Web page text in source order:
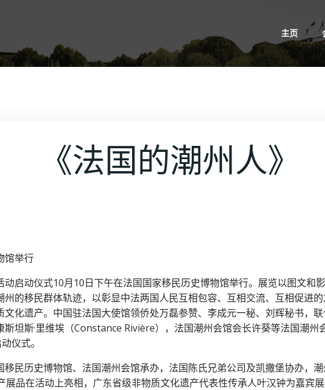
主页
《法国的潮州人》
馆举行
动启动仪式10月10日下午在法国国家移民历史博物馆举行。展览以图文和
的移民群体轨迹，以彰显中法两国人民互相包容、互相交流、互相促进
化遗产。中国驻法国大使馆领侨处万磊参赞、李成元一秘、刘辉秘书，
坦斯·里维埃（Constance Rivière），法国潮州会馆会长许葵等法国潮
仪式。
民历史博物馆、法国潮州会馆承办，法国陈氏兄弟公司及凯撒堡协办，
品在活动上亮相，广东省级非物质文化遗产代表性传承人叶汉钟为嘉宾